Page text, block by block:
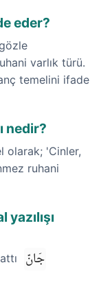
eder?
varlık türü.
temelini ifade
nedir?
olarak; 'Cinler,
ruhani
جَانّ